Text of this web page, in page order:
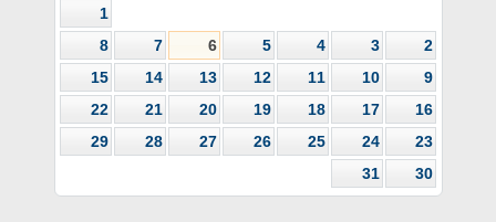
1
2
3
4
5
6
7
8
9
10
11
12
13
14
15
16
17
18
19
20
21
22
23
24
25
26
27
28
29
30
31